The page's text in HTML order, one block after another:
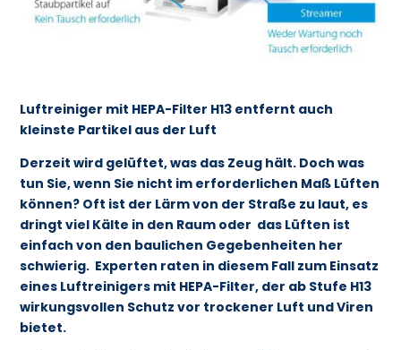
Luftreiniger mit HEPA-Filter H13 entfernt auch
kleinste Partikel aus der Luft
Derzeit wird gelüftet, was das Zeug hält. Doch was
tun Sie, wenn Sie nicht im erforderlichen Maß Lüften
können? Oft ist der Lärm von der Straße zu laut, es
dringt viel Kälte in den Raum oder das Lüften ist
einfach von den baulichen Gegebenheiten her
schwierig. Experten raten in diesem Fall zum Einsatz
eines Luftreinigers mit HEPA-Filter, der ab Stufe H13
wirkungsvollen Schutz vor trockener Luft und Viren
bietet.